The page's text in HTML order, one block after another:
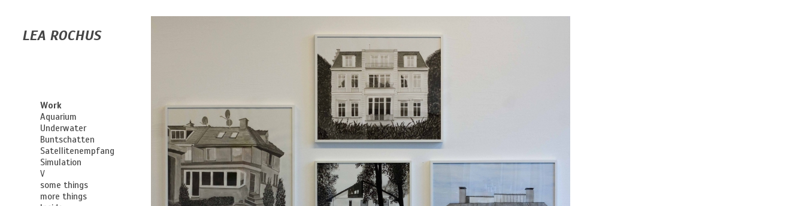
LEA ROCHUS
Work
Aquarium
Underwater
Buntschatten
Satellitenempfang
Simulation
V
some things
more things